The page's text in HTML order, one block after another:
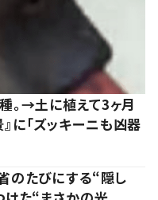
。→土に植えて3ヶ月
「ズッキーニも凶器
のたびにする“隠し